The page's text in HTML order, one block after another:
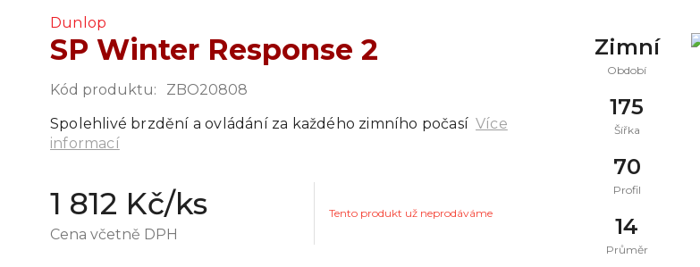
Dunlop
SP Winter Response 2
Kód produktu:
ZBO20808
Spolehlivé brzdění a ovládání za každého zimního počasí Více
informací
1 812 Kč/ks
Cena včetně DPH
Tento produkt už neprodáváme
Zimní
Období
175
Šířka
70
Profil
14
Průměr